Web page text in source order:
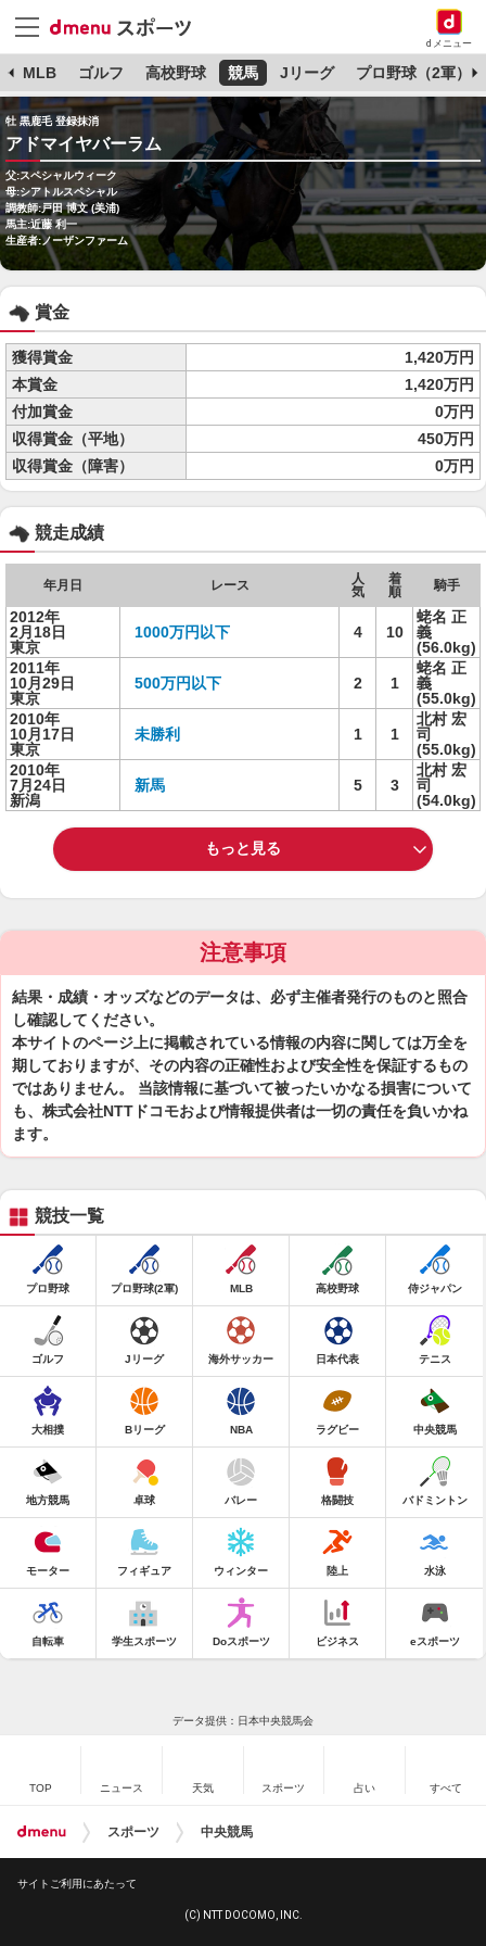
dメニュー
MLB ゴルフ 高校野球 競馬 Jリーグ プロ野球（2軍）
牡 黒鹿毛 登録抹消
アドマイヤバーラム
父:スペシャルウィーク
母:シアトルスペシャル
調教師:戸田 博文 (美浦)
馬主:近藤 利一
生産者:ノーザンファーム
賞金
獲得賞金
1,420万円
本賞金
1,420万円
付加賞金
0万円
収得賞金（平地）
450万円
収得賞金（障害）
0万円
競走成績
年月日 レース
人
気
着
順
騎手
2012年
2月18日
東京
1000万円以下 4 10
蛯名 正
義
(56.0kg)
2011年
10月29日
東京
500万円以下 2 1
蛯名 正
義
(55.0kg)
2010年
10月17日
東京
未勝利 1 1
北村 宏
司
(55.0kg)
2010年
7月24日
新潟
新馬 5 3
北村 宏
司
(54.0kg)
もっと見る
注意事項
結果・成績・オッズなどのデータは、必ず主催者発行のものと照合
し確認してください。
本サイトのページ上に掲載されている情報の内容に関しては万全を
期しておりますが、その内容の正確性および安全性を保証するもの
ではありません。 当該情報に基づいて被ったいかなる損害について
も、株式会社NTTドコモおよび情報提供者は一切の責任を負いかね
ます。
競技一覧
プロ野球 プロ野球(2軍) MLB 高校野球 侍ジャパン
ゴルフ Jリーグ 海外サッカー 日本代表 テニス
大相撲 Bリーグ NBA ラグビー 中央競馬
地方競馬 卓球 バレー 格闘技 バドミントン
モーター フィギュア ウィンター 陸上 水泳
自転車 学生スポーツ Doスポーツ ビジネス eスポーツ
データ提供：日本中央競馬会
TOP ニュース 天気 スポーツ 占い すべて
スポーツ 中央競馬
サイトご利用にあたって
(C) NTT DOCOMO, INC.